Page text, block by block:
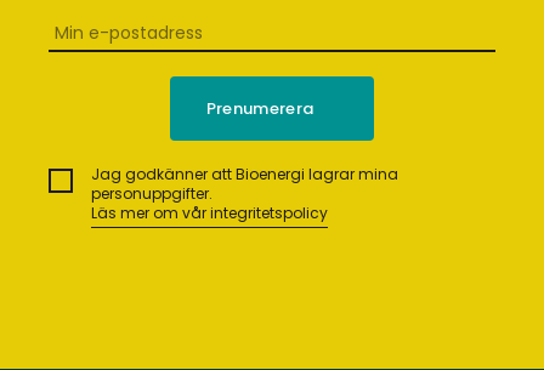
Jag godkänner att Bioenergi lagrar mina
personuppgifter.
Läs mer om vår integritetspolicy